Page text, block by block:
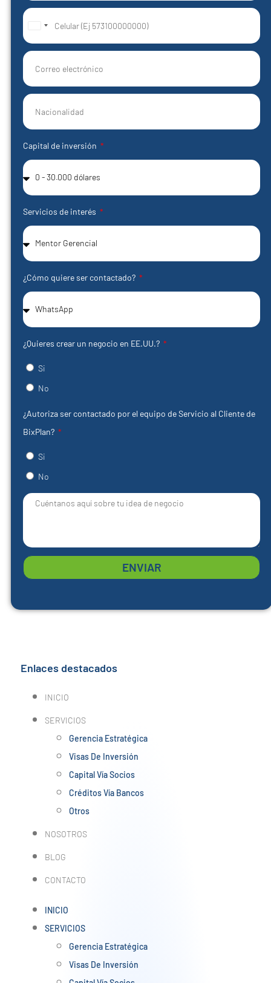
United
States
+1
Capital de inversión
Servicios de interés
¿Cómo quiere ser contactado?
¿Quieres crear un negocio en EE.UU.?
Si
No
¿Autoriza ser contactado por el equipo de Servicio al Cliente de
BixPlan?
Si
No
ENVIAR
Enlaces destacados
INICIO
SERVICIOS
Gerencia Estratégica
Visas De Inversión
Capital Vía Socios
Créditos Vía Bancos
Otros
NOSOTROS
BLOG
CONTACTO
INICIO
SERVICIOS
Gerencia Estratégica
Visas De Inversión